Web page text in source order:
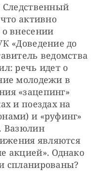
Следственный
активно
внесении
«Доведение до
ведомства
речь идет о
молодежи в
«зацепинг»
и поездах на
и «руфинг»
Вазюлин
являются
акцией». Однако
спланированы?